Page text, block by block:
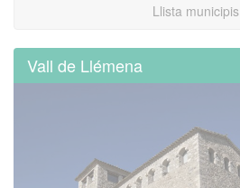
Llista municipis
Vall de Llémena